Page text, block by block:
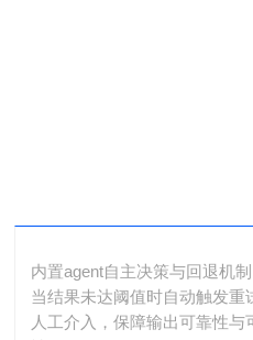
内置agent自主决策与回退机制
当结果未达阈值时自动触发重
人工介入，保障输出可靠性与